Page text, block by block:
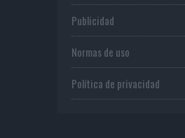
Publicidad
Normas de uso
Política de privacidad